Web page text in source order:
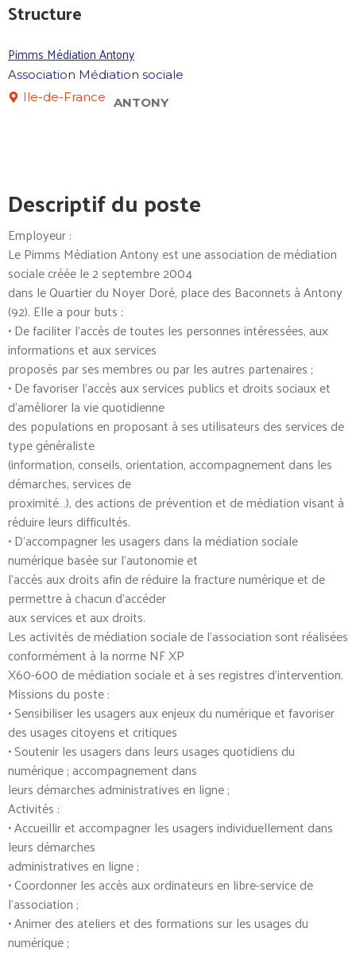
Structure
Pimms Médiation Antony
Association Médiation sociale
Ile-de-France ANTONY
Descriptif du poste
Employeur :
Le Pimms Médiation Antony est une association de médiation
sociale créée le 2 septembre 2004
dans le Quartier du Noyer Doré, place des Baconnets à Antony
(92). Elle a pour buts :
• De faciliter l’accès de toutes les personnes intéressées, aux
informations et aux services
proposés par ses membres ou par les autres partenaires ;
• De favoriser l’accès aux services publics et droits sociaux et
d’améliorer la vie quotidienne
des populations en proposant à ses utilisateurs des services de
type généraliste
(information, conseils, orientation, accompagnement dans les
démarches, services de
proximité…), des actions de prévention et de médiation visant à
réduire leurs difficultés.
• D’accompagner les usagers dans la médiation sociale
numérique basée sur l’autonomie et
l’accès aux droits afin de réduire la fracture numérique et de
permettre à chacun d’accéder
aux services et aux droits.
Les activités de médiation sociale de l’association sont réalisées
conformément à la norme NF XP
X60-600 de médiation sociale et à ses registres d’intervention.
Missions du poste :
• Sensibiliser les usagers aux enjeux du numérique et favoriser
des usages citoyens et critiques
• Soutenir les usagers dans leurs usages quotidiens du
numérique ; accompagnement dans
leurs démarches administratives en ligne ;
Activités :
• Accueillir et accompagner les usagers individuellement dans
leurs démarches
administratives en ligne ;
• Coordonner les accès aux ordinateurs en libre-service de
l’association ;
• Animer des ateliers et des formations sur les usages du
numérique ;